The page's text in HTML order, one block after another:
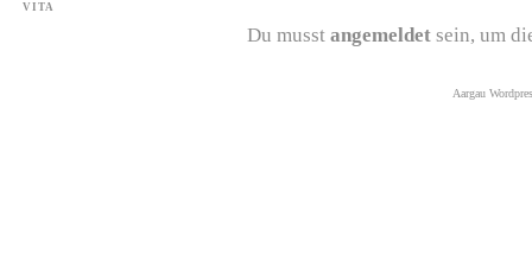
VITA
Du musst angemeldetsein, um
Aargau